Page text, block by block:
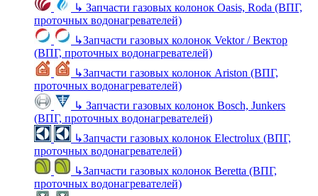
↳ Запчасти газовых колонок Oasis, Roda (ВПГ,
проточных водонагревателей)
↳Запчасти газовых колонок Vektor / Вектор
(ВПГ, проточных водонагревателей)
↳Запчасти газовых колонок Ariston (ВПГ,
проточных водонагревателей)
↳ Запчасти газовых колонок Bosch, Junkers
(ВПГ, проточных водонагревателей)
↳Запчасти газовых колонок Electrolux (ВПГ,
проточных водонагревателей)
↳Запчасти газовых колонок Beretta (ВПГ,
проточных водонагревателей)